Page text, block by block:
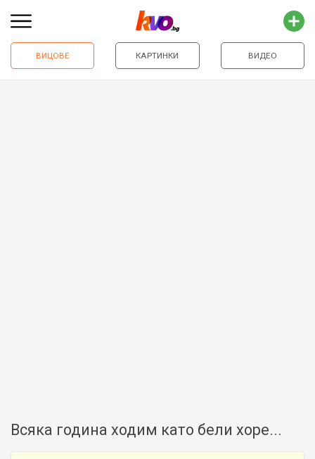
ВИЦОВЕ КАРТИНКИ ВИДЕО
Всяка година ходим като бели хоре...